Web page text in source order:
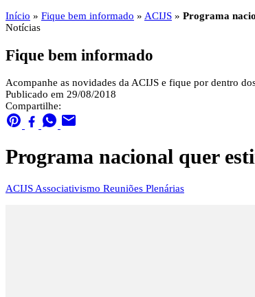
Início » Fique bem informado » ACIJS » Programa
Notícias
Fique bem informado
Acompanhe as novidades da ACIJS e fique por dentro
Publicado em 29/08/2018
Compartilhe:
Programa nacional quer
ACIJS Associativismo Reuniões Plenárias